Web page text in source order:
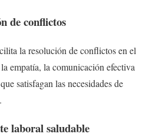
de conflictos
la resolución de conflictos en el
empatía, la comunicación efectiva
satisfagan las necesidades de
laboral saludable